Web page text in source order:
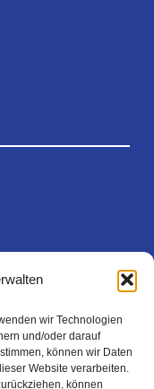
wir Technologien
und/oder darauf
können wir Daten
Website verarbeiten.
können